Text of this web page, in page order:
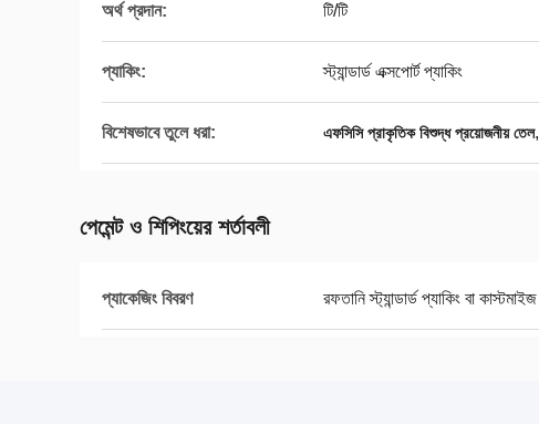
অর্থ প্রদান: টি/টি
প্যাকিং: স্ট্যান্ডার্ড এক্সপোর্ট প্যাকিং
বিশেষভাবে তুলে ধরা: এফসিসি প্রাকৃতিক বিশুদ্ধ প্রয়োজনীয় তেল,
পেমেন্ট ও শিপিংয়ের শর্তাবলী
প্যাকেজিং বিবরণ রফতানি স্ট্যান্ডার্ড প্যাকিং বা কাস্টমাইজ